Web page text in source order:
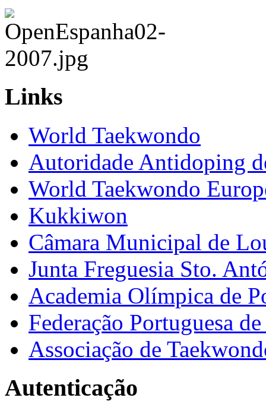
Links
World Taekwondo
Autoridade Antidoping
World Taekwondo
Kukkiwon
Câmara Municipal de
Junta Freguesia Sto.
Academia Olímpica de
Federação Portuguesa
Associação de
Autenticação